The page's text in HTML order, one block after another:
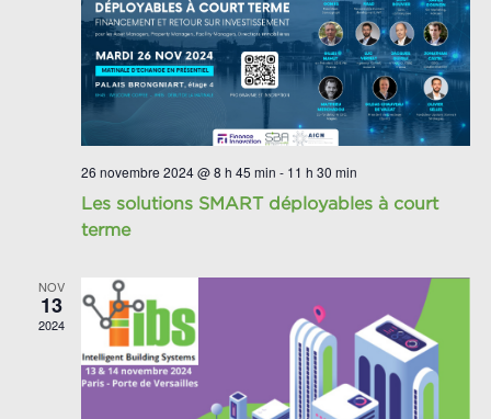
26 novembre 2024 @ 8 h 45 min - 11 h 30 min
Les solutions SMART déployables à court
terme
NOV
13
2024